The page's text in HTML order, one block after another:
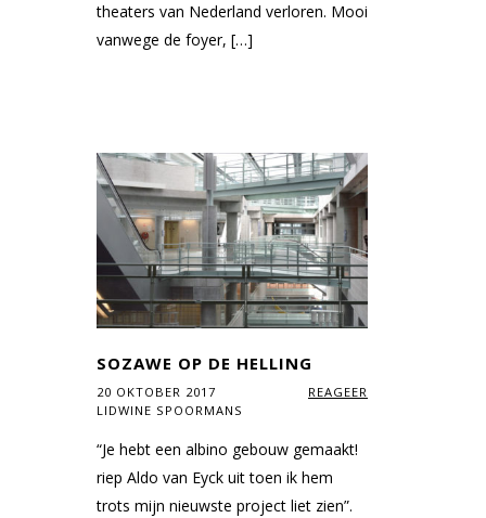
theaters van Nederland verloren. Mooi
vanwege de foyer, […]
SOZAWE OP DE HELLING
20 OKTOBER 2017
REAGEER
LIDWINE SPOORMANS
“Je hebt een albino gebouw gemaakt!
riep Aldo van Eyck uit toen ik hem
trots mijn nieuwste project liet zien”.